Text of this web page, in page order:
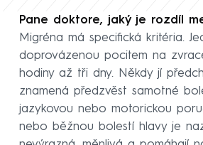
Pane doktore, jaký je rozdíl
Migréna má specifická kritéria.
doprovázenou pocitem na
hodiny až tři dny. Někdy jí
znamená předzvěst samotné
jazykovou nebo motorickou
nebo běžnou bolestí hlavy je